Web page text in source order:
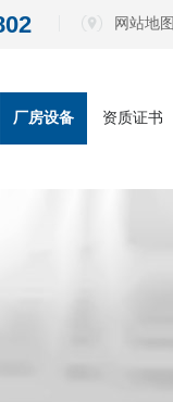
网站地图
厂房设备 资质证书